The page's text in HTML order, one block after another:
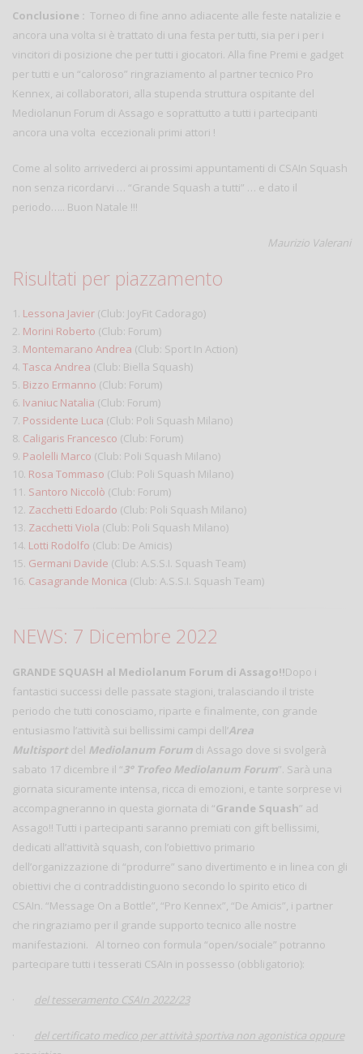
Conclusione : Torneo di fine anno adiacente alle feste natalizie e
ancora una volta si è trattato di una festa per tutti, sia per i per i
vincitori di posizione che per tutti i giocatori. Alla fine Premi e gadget
per tutti e un “caloroso” ringraziamento al partner tecnico Pro
Kennex, ai collaboratori, alla stupenda struttura ospitante del
Mediolanun Forum di Assago e soprattutto a tutti i partecipanti
ancora una volta eccezionali primi attori !
Come al solito arrivederci ai prossimi appuntamenti di CSAIn Squash
non senza ricordarvi … “Grande Squash a tutti” … e dato il
periodo….. Buon Natale !!!
Maurizio Valerani
Risultati per piazzamento
1. Lessona Javier (Club: JoyFit Cadorago)
2. Morini Roberto (Club: Forum)
3. Montemarano Andrea (Club: Sport In Action)
4. Tasca Andrea (Club: Biella Squash)
5. Bizzo Ermanno (Club: Forum)
6. Ivaniuc Natalia (Club: Forum)
7. Possidente Luca (Club: Poli Squash Milano)
8. Caligaris Francesco (Club: Forum)
9. Paolelli Marco (Club: Poli Squash Milano)
10. Rosa Tommaso (Club: Poli Squash Milano)
11. Santoro Niccolò (Club: Forum)
12. Zacchetti Edoardo (Club: Poli Squash Milano)
13. Zacchetti Viola (Club: Poli Squash Milano)
14. Lotti Rodolfo (Club: De Amicis)
15. Germani Davide (Club: A.S.S.I. Squash Team)
16. Casagrande Monica (Club: A.S.S.I. Squash Team)
NEWS: 7 Dicembre 2022
GRANDE SQUASH al Mediolanum Forum di Assago!!Dopo i
fantastici successi delle passate stagioni, tralasciando il triste
periodo che tutti conosciamo, riparte e finalmente, con grande
entusiasmo l’attività sui bellissimi campi dell’Area
Multisportdel Mediolanum Forum di Assago dove si svolgerà
sabato 17 dicembre il “3° Trofeo Mediolanum Forum”. Sarà una
giornata sicuramente intensa, ricca di emozioni, e tante sorprese vi
accompagneranno in questa giornata di “Grande Squash” ad
Assago!! Tutti i partecipanti saranno premiati con gift bellissimi,
dedicati all’attività squash, con l’obiettivo primario
dell’organizzazione di “produrre” sano divertimento e in linea con gli
obiettivi che ci contraddistinguono secondo lo spirito etico di
CSAIn. “Message On a Bottle”, “Pro Kennex”, “De Amicis”, i partner
che ringraziamo per il grande supporto tecnico alle nostre
manifestazioni. Al torneo con formula “open/sociale” potranno
partecipare tutti i tesserati CSAIn in possesso (obbligatorio):
· del tesseramento CSAIn 2022/23
·
del certificato medico per attività sportiva non agonistica oppure